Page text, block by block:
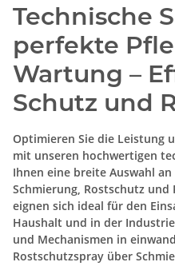
Technische
perfekte
Wartung –
Schutz und
Optimieren Sie die Leistung
mit unseren hochwertigen
Ihnen eine breite Auswahl
Schmierung, Rostschutz und
eignen sich ideal für den
Haushalt und in der
und Mechanismen in
Rostschutzspray über